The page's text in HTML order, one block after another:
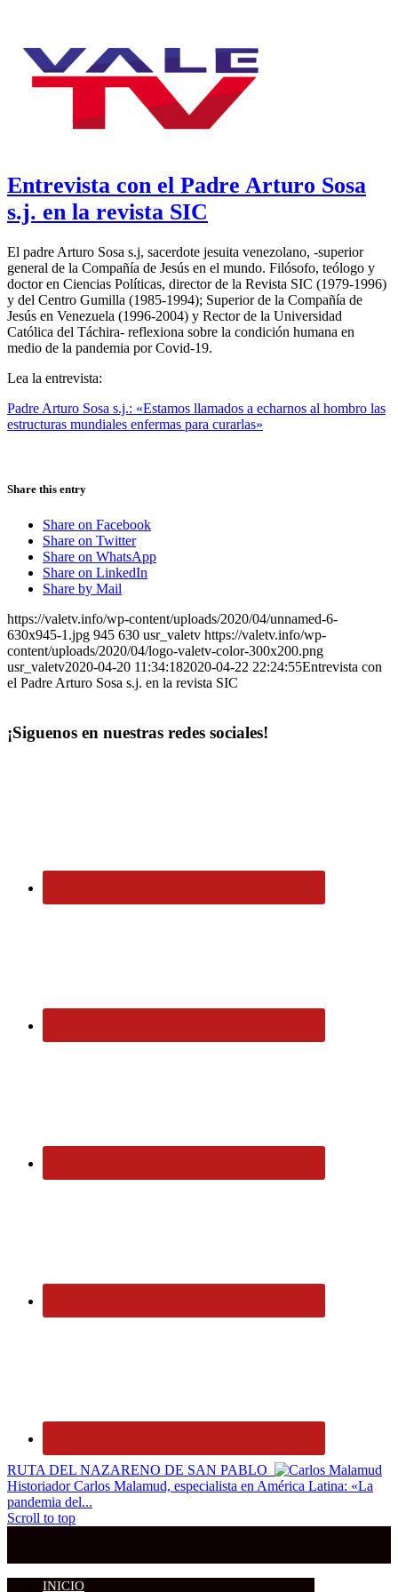
Entrevista con el Padre Arturo Sosa
s.j. en la revista SIC
El padre Arturo Sosa s.j, sacerdote jesuita venezolano, -superior
general de la Compañía de Jesús en el mundo. Filósofo, teólogo y
doctor en Ciencias Políticas, director de la Revista SIC (1979-1996)
y del Centro Gumilla (1985-1994); Superior de la Compañía de
Jesús en Venezuela (1996-2004) y Rector de la Universidad
Católica del Táchira- reflexiona sobre la condición humana en
medio de la pandemia por Covid-19.
Lea la entrevista:
Padre Arturo Sosa s.j.: «Estamos llamados a echarnos al hombro las
estructuras mundiales enfermas para curarlas»
Share this entry
Share on Facebook
Share on Twitter
Share on WhatsApp
Share on LinkedIn
Share by Mail
https://valetv.info/wp-content/uploads/2020/04/unnamed-6-
630x945-1.jpg 945 630 usr_valetv https://valetv.info/wp-
content/uploads/2020/04/logo-valetv-color-300x200.png
usr_valetv2020-04-20 11:34:182020-04-22 22:24:55Entrevista con
el Padre Arturo Sosa s.j. en la revista SIC
¡Siguenos en nuestras redes sociales!
RUTA DEL NAZARENO DE SAN PABLO
Historiador Carlos Malamud, especialista en América Latina: «La
pandemia del...
Scroll to top
INICIO